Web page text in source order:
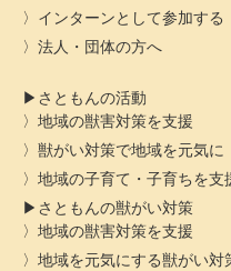
インターンとして参加する
法人・団体の方へ
さともんの活動
地域の獣害対策を支援
獣がい対策で地域を元気に
地域の子育て・子育ちを支
さともんの獣がい対策
地域の獣害対策を支援
地域を元気にする獣がい対